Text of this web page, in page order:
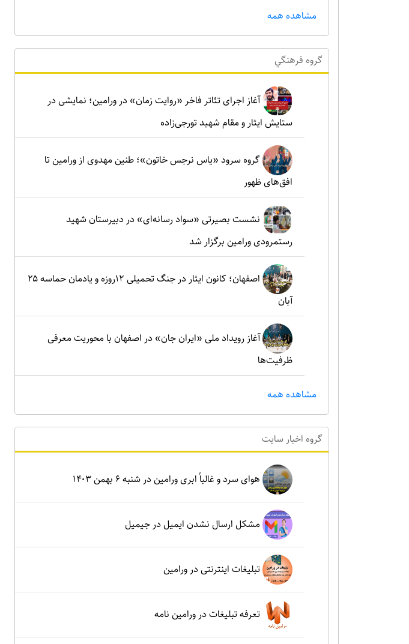
مشاهده همه
گروه فرهنگي
آغاز اجرای تئاتر فاخر «روایت زمان» در ورامین؛ نمایشی در
ستایش ایثار و مقام شهید تورجی‌زاده
گروه سرود «یاس نرجس خاتون»؛ طنین مهدوی از ورامین تا
افق‌های ظهور
نشست بصیرتی «سواد رسانه‌ای» در دبیرستان شهید
رستمرودی ورامین برگزار شد
اصفهان؛ کانون ایثار در جنگ تحمیلی ۱۲روزه و یادمان حماسه ۲۵
آبان
آغاز رویداد ملی «ایران جان» در اصفهان با محوریت معرفی
ظرفیت‌ها
مشاهده همه
گروه اخبار سايت
هوای سرد و غالباً ابری ورامین در شنبه ۶ بهمن ۱۴۰۳
مشکل ارسال نشدن ایمیل در جیمیل
تبلیغات اینترنتی در ورامین
تعرفه تبلیغات در ورامین نامه